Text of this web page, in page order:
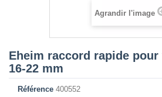
Agrandir l'image
Eheim raccord rapide
16-22 mm
Référence 400552